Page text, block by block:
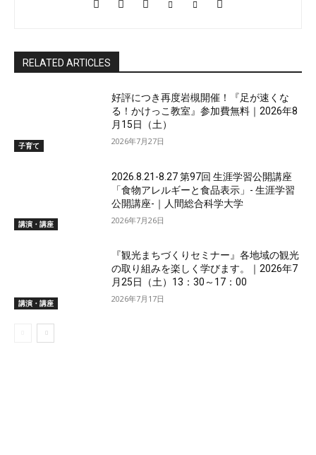
RELATED ARTICLES
子育て
好評につき再度岩槻開催！『足が速くな
る！かけっこ教室』参加費無料｜2026年8
月15日（土）
2026年7月27日
講演・講座
2026.8.21-8.27 第97回 生涯学習公開講座
「食物アレルギーと食品表示」- 生涯学習
公開講座-｜人間総合科学大学
2026年7月26日
講演・講座
『観光まちづくりセミナー』各地域の観光
の取り組みを楽しく学びます。｜2026年7
月25日（土）13：30～17：00
2026年7月17日